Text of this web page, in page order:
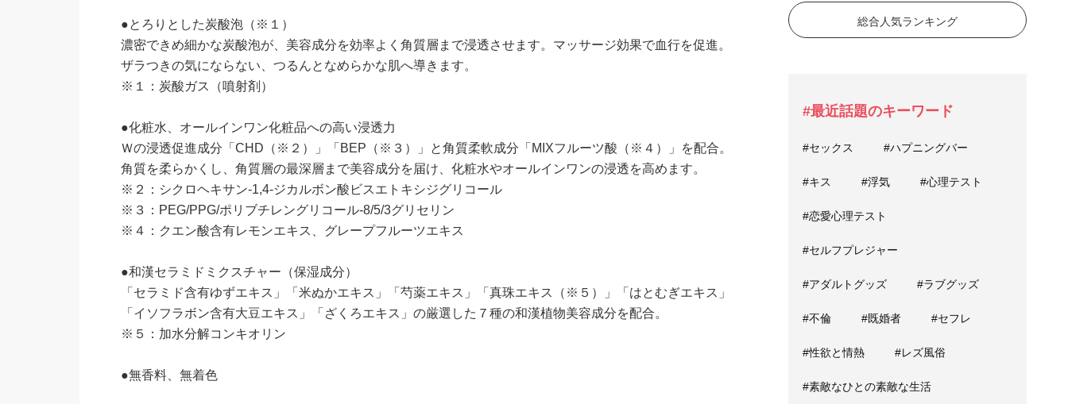
●とろりとした炭酸泡（※１）
濃密できめ細かな炭酸泡が、美容成分を効率よく角質層まで浸透させます。マッサージ効果で血行を促進。
ザラつきの気にならない、つるんとなめらかな肌へ導きます。
※１：炭酸ガス（噴射剤）
●化粧水、オールインワン化粧品への高い浸透力
Ｗの浸透促進成分「CHD（※２）」「BEP（※３）」と角質柔軟成分「MIXフルーツ酸（※４）」を配合。
角質を柔らかくし、角質層の最深層まで美容成分を届け、化粧水やオールインワンの浸透を高めます。
※２：シクロヘキサン-1,4-ジカルボン酸ビスエトキシジグリコール
※３：PEG/PPG/ポリブチレングリコール-8/5/3グリセリン
※４：クエン酸含有レモンエキス、グレープフルーツエキス
●和漢セラミドミクスチャー（保湿成分）
「セラミド含有ゆずエキス」「米ぬかエキス」「芍薬エキス」「真珠エキス（※５）」「はとむぎエキス」
「イソフラボン含有大豆エキス」「ざくろエキス」の厳選した７種の和漢植物美容成分を配合。
※５：加水分解コンキオリン
●無香料、無着色
総合人気ランキング
#最近話題のキーワード
#セックス #ハプニングバー
#キス #浮気 #心理テスト
#恋愛心理テスト
#セルフプレジャー
#アダルトグッズ #ラブグッズ
#不倫 #既婚者 #セフレ
#性欲と情熱 #レズ風俗
#素敵なひとの素敵な生活